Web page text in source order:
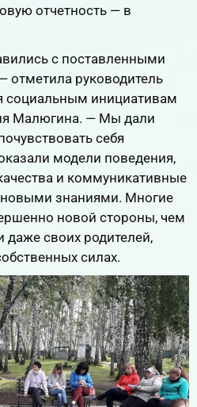
отчетность — в
с поставленными
отметила руководитель
социальным инициативам
Малюгина. — Мы дали
себя
модели поведения,
и коммуникативные
новыми знаниями. Многие
новой стороны, чем
даже своих родителей,
силах.